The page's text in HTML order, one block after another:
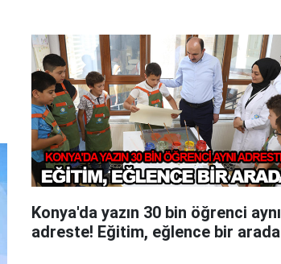
Konya'da yazın 30 bin öğrenci aynı
adreste! Eğitim, eğlence bir arada